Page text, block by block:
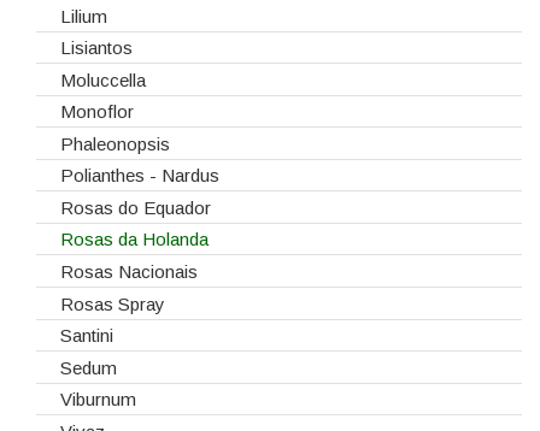
Lilium
Lisiantos
Moluccella
Monoflor
Phaleonopsis
Polianthes - Nardus
Rosas do Equador
Rosas da Holanda
Rosas Nacionais
Rosas Spray
Santini
Sedum
Viburnum